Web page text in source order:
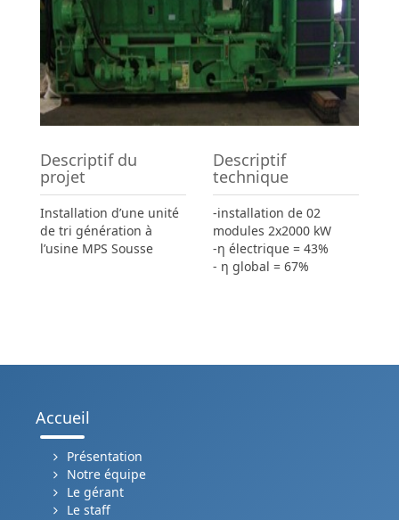
Descriptif du
projet
Installation d’une unité
de tri génération à
l’usine MPS Sousse
Descriptif
technique
-installation de 02
modules 2x2000 kW
-η électrique = 43%
- η global = 67%
Accueil
Présentation
Notre équipe
Le gérant
Le staff